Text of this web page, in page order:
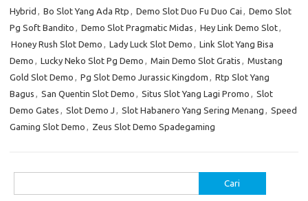
Hybrid , Bo Slot Yang Ada Rtp , Demo Slot Duo Fu Duo Cai , Demo Slot
Pg Soft Bandito , Demo Slot Pragmatic Midas , Hey Link Demo Slot,
Honey Rush Slot Demo , Lady Luck Slot Demo , Link Slot Yang Bisa
Demo , Lucky Neko Slot Pg Demo , Main Demo Slot Gratis , Mustang
Gold Slot Demo , Pg Slot Demo Jurassic Kingdom , Rtp Slot Yang
Bagus , San Quentin Slot Demo , Situs Slot Yang Lagi Promo , Slot
Demo Gates , Slot Demo J , Slot Habanero Yang Sering Menang , Speed
Gaming Slot Demo , Zeus Slot Demo Spadegaming
untuk: